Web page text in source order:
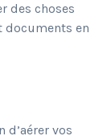
des choses
documents en
d’aérer vos